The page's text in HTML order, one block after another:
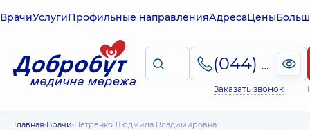
ВрачиУслугиПрофильные направленияАдресаЦены
(044) 495-2-888
Заказать звонок
Главная Врачи Петренко Людмила Владимировна